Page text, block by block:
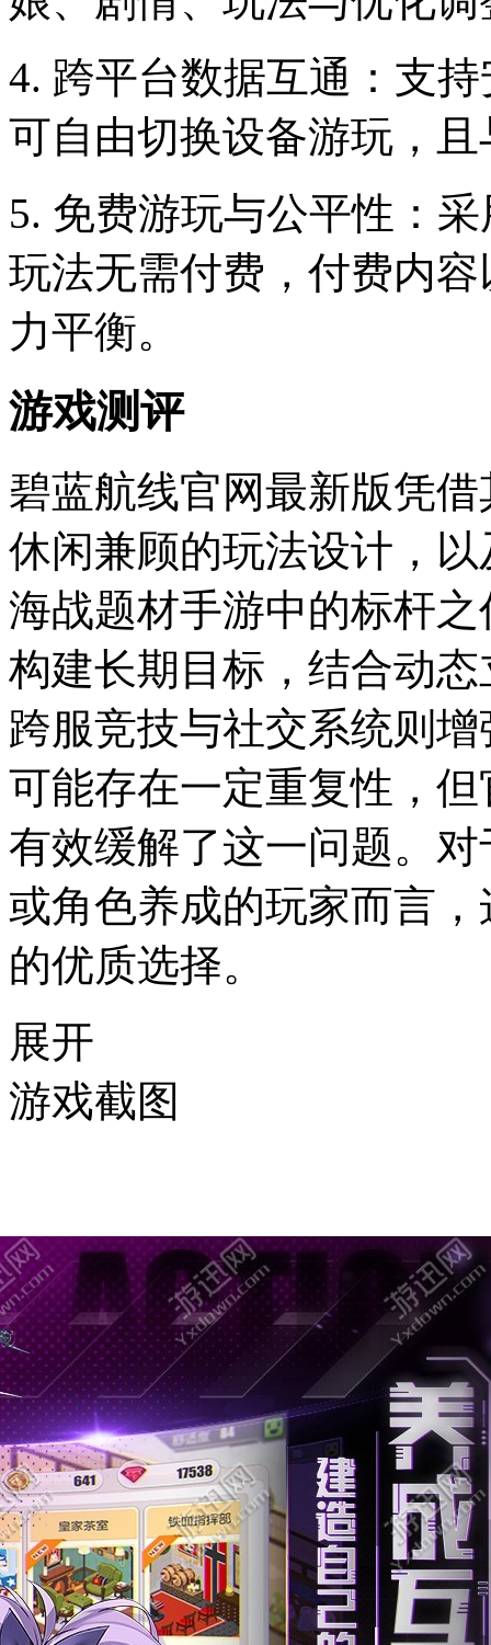
4. 跨平台数据互通：支
可自由切换设备游玩，
5. 免费游玩与公平性：
玩法无需付费，付费内
力平衡。
游戏测评
碧蓝航线官网最新版凭
休闲兼顾的玩法设计，
海战题材手游中的标杆
构建长期目标，结合动
跨服竞技与社交系统则
可能存在一定重复性，
有效缓解了这一问题。
或角色养成的玩家而言
的优质选择。
展开
游戏截图